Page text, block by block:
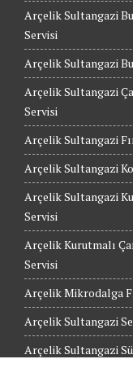
Arçelik Sultangazi
Servisi
Arçelik Sultangazi
Arçelik Sultangazi
Servisi
Arçelik Sultangazi
Arçelik Sultangazi
Arçelik Sultangazi
Servisi
Arçelik Kurutmalı
Servisi
Arçelik Mikrodalga
Arçelik Sultangazi
Arçelik Sultangazi